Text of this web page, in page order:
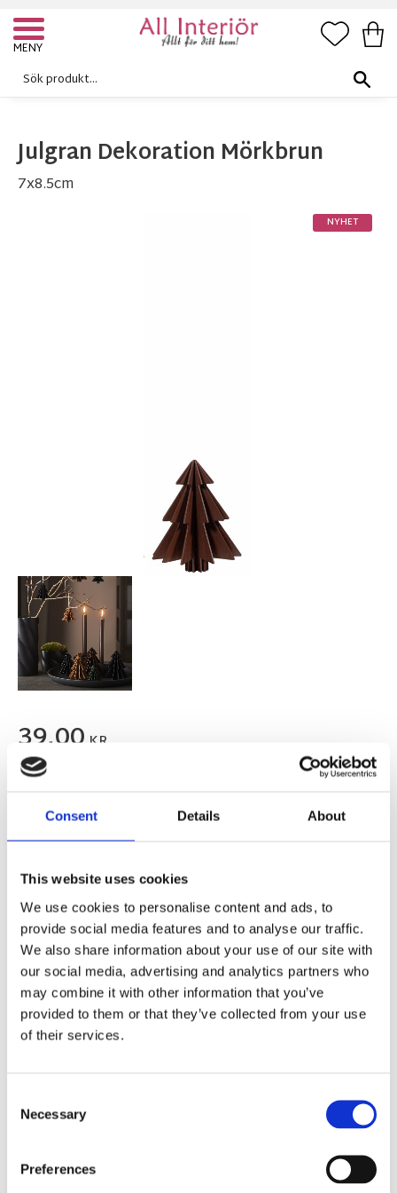
Consent Details About
This website uses cookies
We use cookies to personalise content and ads, to
provide social media features and to analyse our traffic.
We also share information about your use of our site with
our social media, advertising and analytics partners who
may combine it with other information that you’ve
provided to them or that they’ve collected from your use
of their services.
Selection
Necessary
Preferences
Meny
Julgran Dekoration Mörkbrun
7x8.5cm
NYHET
39,00 KR
Antal
st KÖP Lägg
5 st i lager Artikelnr 169785-2
Tillverkare
Consilimo
Fri frakt över 995kr
BESKRIVNING